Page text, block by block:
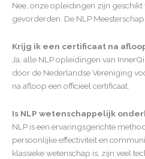
Nee, onze opleidingen zijn
gevorderden. De NLP
Krijg ik een certificaat na
Ja, alle NLP opleidingen van
door de Nederlandse Vereniging
na afloop een officieel certificaat.
Is NLP wetenschappelijk
NLP is een ervaringsgerichte
persoonlijke effectiviteit en
klassieke wetenschap is, zijn veel